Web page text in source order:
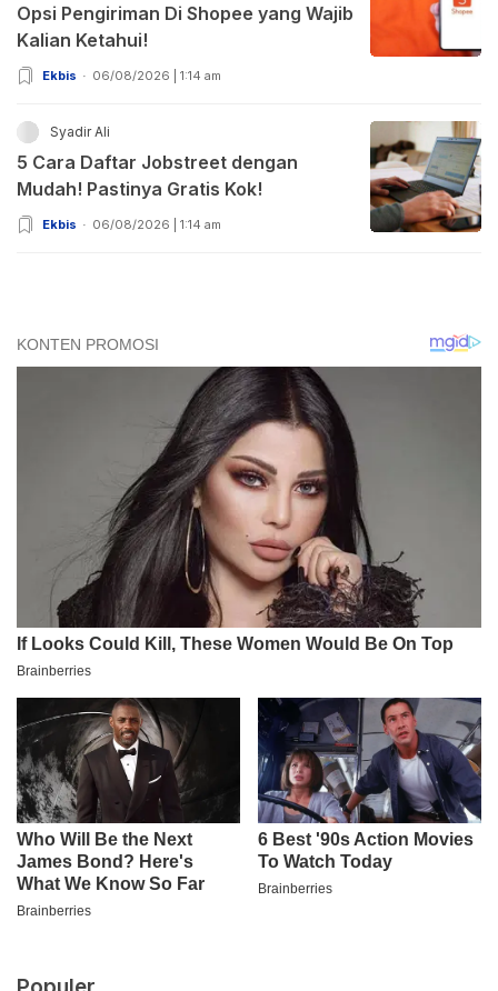
Opsi Pengiriman Di Shopee yang Wajib
Kalian Ketahui!
Ekbis 06/08/2026 | 1:14 am
Syadir Ali
5 Cara Daftar Jobstreet dengan
Mudah! Pastinya Gratis Kok!
Ekbis 06/08/2026 | 1:14 am